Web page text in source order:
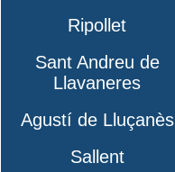
Ripollet
Sant Andreu de
Llavaneres
Agustí de Lluçanès
Sallent